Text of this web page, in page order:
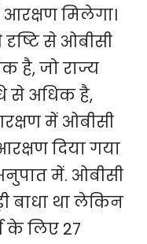
आरक्षण मिलेगा।
से ओबीसी
है, जो राज्य
से अधिक है,
में ओबीसी
दिया गया
में. ओबीसी
बाधा था लेकिन
के लिए 27